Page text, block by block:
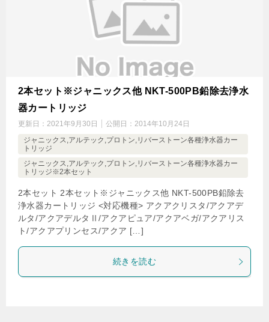
2本セット※ジャニックス他 NKT-500PB鉛除去浄水
器カートリッジ
更新日： 2021年9月30日 公開日： 2014年10月24日
ジャニックス,アルテック,プロトン,リバーストーン各種浄水器カー
トリッジ
ジャニックス,アルテック,プロトン,リバーストーン各種浄水器カー
トリッジ※2本セット
2本セット 2本セット※ジャニックス他 NKT-500PB鉛除去
浄水器カートリッジ <対応機種> アクアクリスタ/アクアデ
ルタ/アクアデルタⅡ/アクアピュア/アクアベガ/アクアリス
ト/アクアプリンセス/アクア […]
続きを読む